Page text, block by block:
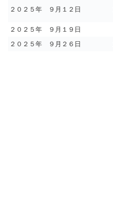
２０２５年 ９月１２日
２０２５年 ９月１９日
２０２５年 ９月２６日